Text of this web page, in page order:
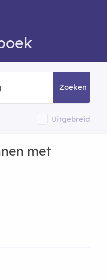
Zoeken
Uitgebreid
met